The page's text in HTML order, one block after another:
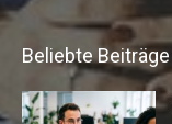
Beliebte Beiträge